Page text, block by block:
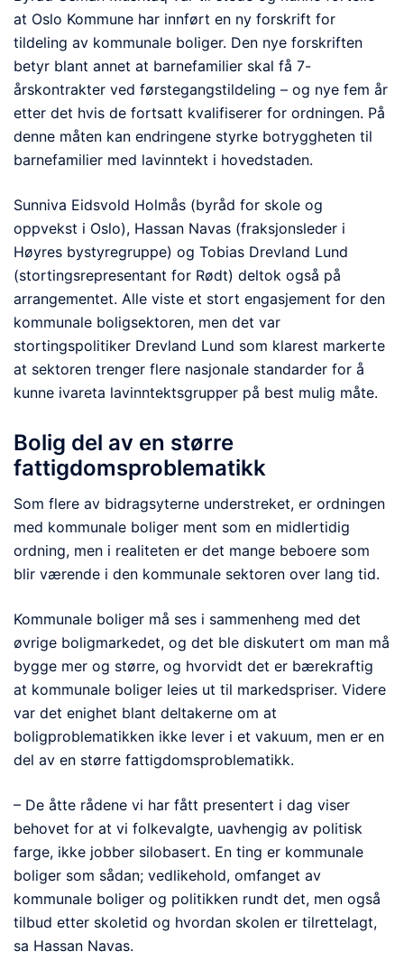
at Oslo Kommune har innført en ny forskrift for
tildeling av kommunale boliger. Den nye forskriften
betyr blant annet at barnefamilier skal få 7-
årskontrakter ved førstegangstildeling – og nye fem år
etter det hvis de fortsatt kvalifiserer for ordningen. På
denne måten kan endringene styrke botryggheten til
barnefamilier med lavinntekt i hovedstaden.
Sunniva Eidsvold Holmås (byråd for skole og
oppvekst i Oslo), Hassan Navas (fraksjonsleder i
Høyres bystyregruppe) og Tobias Drevland Lund
(stortingsrepresentant for Rødt) deltok også på
arrangementet. Alle viste et stort engasjement for den
kommunale boligsektoren, men det var
stortingspolitiker Drevland Lund som klarest markerte
at sektoren trenger flere nasjonale standarder for å
kunne ivareta lavinntektsgrupper på best mulig måte.
Bolig del av en større
fattigdomsproblematikk
Som flere av bidragsyterne understreket, er ordningen
med kommunale boliger ment som en midlertidig
ordning, men i realiteten er det mange beboere som
blir værende i den kommunale sektoren over lang tid.
Kommunale boliger må ses i sammenheng med det
øvrige boligmarkedet, og det ble diskutert om man må
bygge mer og større, og hvorvidt det er bærekraftig
at kommunale boliger leies ut til markedspriser. Videre
var det enighet blant deltakerne om at
boligproblematikken ikke lever i et vakuum, men er en
del av en større fattigdomsproblematikk.
– De åtte rådene vi har fått presentert i dag viser
behovet for at vi folkevalgte, uavhengig av politisk
farge, ikke jobber silobasert. En ting er kommunale
boliger som sådan; vedlikehold, omfanget av
kommunale boliger og politikken rundt det, men også
tilbud etter skoletid og hvordan skolen er tilrettelagt,
sa Hassan Navas.